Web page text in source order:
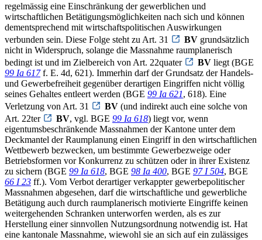
regelmässig eine Einschränkung der gewerblichen und
wirtschaftlichen Betätigungsmöglichkeiten nach sich und können
dementsprechend mit wirtschaftspolitischen Auswirkungen
verbunden sein. Diese Folge steht zu Art. 31
BV grundsätzlich
nicht in Widerspruch, solange die Massnahme raumplanerisch
bedingt ist und im Zielbereich von Art. 22quater
BV liegt (BGE
99 Ia 617f. E. 4d, 621). Immerhin darf der Grundsatz der Handels-
und Gewerbefreiheit gegenüber derartigen Eingriffen nicht völlig
seines Gehaltes entleert werden (BGE 99 Ia 621, 618). Eine
Verletzung von Art. 31
BV (und indirekt auch eine solche von
Art. 22ter
BV, vgl. BGE 99 Ia 618) liegt vor, wenn
eigentumsbeschränkende Massnahmen der Kantone unter dem
Deckmantel der Raumplanung einen Eingriff in den wirtschaftlichen
Wettbewerb bezwecken, um bestimmte Gewerbezweige oder
Betriebsformen vor Konkurrenz zu schützen oder in ihrer Existenz
zu sichern (BGE 99 Ia 618, BGE 98 Ia 400, BGE 97 I 504, BGE
66 I 23 ff.). Vom Verbot derartiger verkappter gewerbepolitischer
Massnahmen abgesehen, darf die wirtschaftliche und gewerbliche
Betätigung auch durch raumplanerisch motivierte Eingriffe keinen
weitergehenden Schranken unterworfen werden, als es zur
Herstellung einer sinnvollen Nutzungsordnung notwendig ist. Hat
eine kantonale Massnahme, wiewohl sie an sich auf ein zulässiges